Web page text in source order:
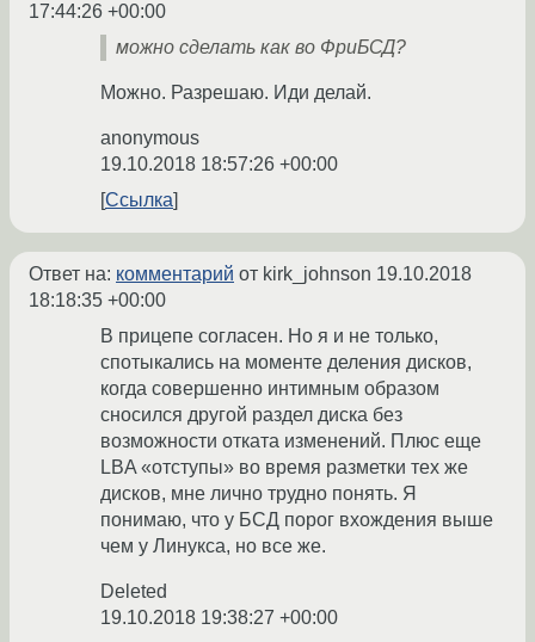
17:44:26 +00:00
можно сделать как во ФриБСД?
Можно. Разрешаю. Иди делай.
anonymous
19.10.2018 18:57:26 +00:00
Ссылка
Ответ на: комментарий от kirk_johnson 19.10.2018
18:18:35 +00:00
В прицепе согласен. Но я и не только,
спотыкались на моменте деления дисков,
когда совершенно интимным образом
сносился другой раздел диска без
возможности отката изменений. Плюс еще
LBA «отступы» во время разметки тех же
дисков, мне лично трудно понять. Я
понимаю, что у БСД порог вхождения выше
чем у Линукса, но все же.
Deleted
19.10.2018 19:38:27 +00:00